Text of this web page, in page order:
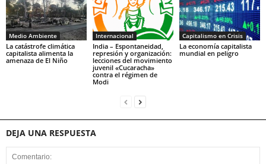
Medio Ambiente
La catástrofe climática
capitalista alimenta la
amenaza de El Niño
Internacional
India – Espontaneidad,
represión y organización:
lecciones del movimiento
juvenil «Cucaracha»
contra el régimen de
Modi
Capitalismo en Crisis
La economía capitalista
mundial en peligro
DEJA UNA RESPUESTA